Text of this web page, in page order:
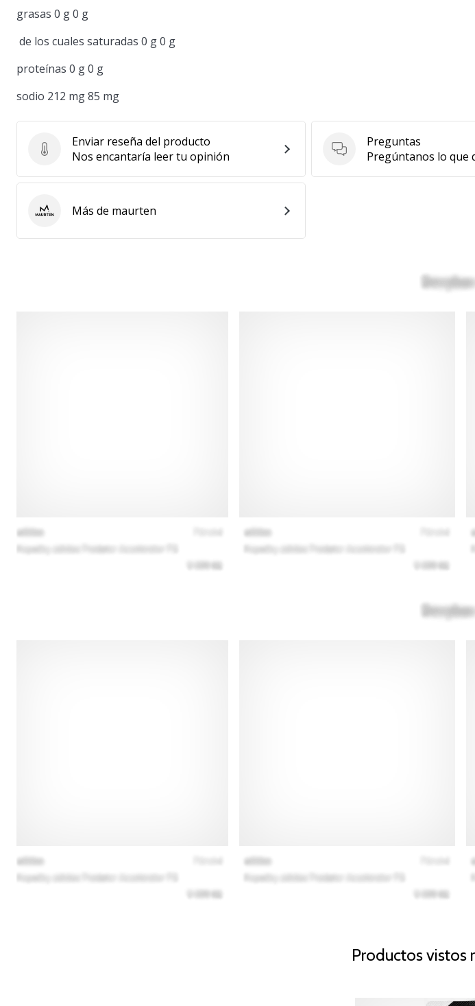
grasas 0 g 0 g
de los cuales saturadas 0 g 0 g
proteínas 0 g 0 g
sodio 212 mg 85 mg
Enviar reseña del producto
Enviar reseña del producto
Nos encantaría leer tu opinión
Preguntas
Preguntas
Pregúntanos lo que
maurtenMás de maurten
Productos vistos